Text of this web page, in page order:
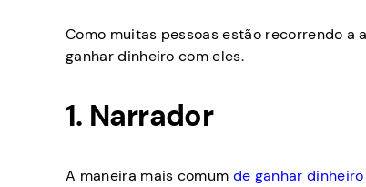
Como muitas pessoas estão recorrendo
ganhar dinheiro com eles.
1. Narrador
A maneira mais comum de ganhar